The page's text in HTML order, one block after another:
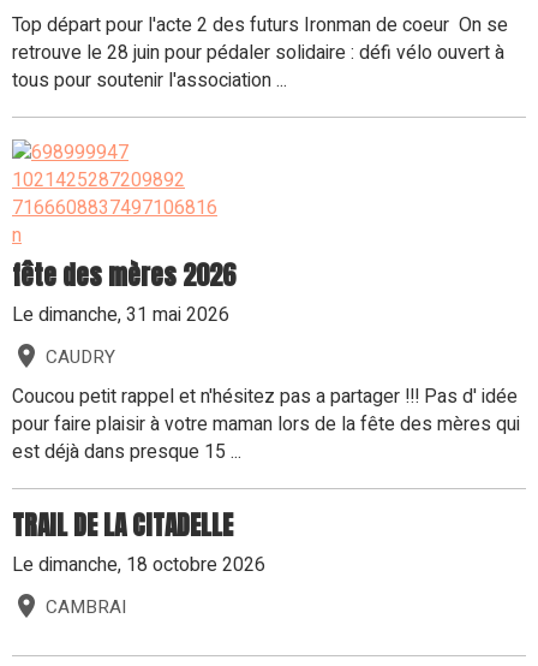
Top départ pour l'acte 2 des futurs Ironman de coeur On se
retrouve le 28 juin pour pédaler solidaire : défi vélo ouvert à
tous pour soutenir l'association ...
fête des mères 2026
Le dimanche, 31 mai 2026
CAUDRY
Coucou petit rappel et n'hésitez pas a partager !!! Pas d' idée
pour faire plaisir à votre maman lors de la fête des mères qui
est déjà dans presque 15 ...
TRAIL DE LA CITADELLE
Le dimanche, 18 octobre 2026
CAMBRAI